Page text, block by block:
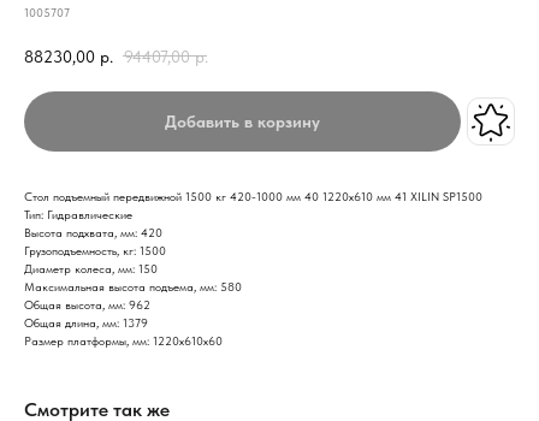
1005707
88230,00 р. 94407,00 р.
Добавить в корзину
Стол подъемный передвижной 1500 кг 420-1000 мм 40 1220х610 мм 41 XILIN SP1500
Тип: Гидравлические
Высота подхвата, мм: 420
Грузоподъемность, кг: 1500
Диаметр колеса, мм: 150
Максимальная высота подъема, мм: 580
Общая высота, мм: 962
Общая длина, мм: 1379
Размер платформы, мм: 1220х610х60
Смотрите так же